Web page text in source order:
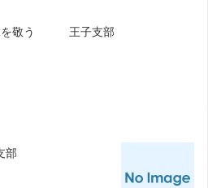
を敬う 王子支部
部